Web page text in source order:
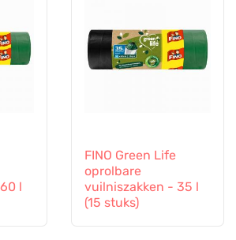
l
FINO Green Life
oprolbare
vuilniszakken - 35 l
(15 stuks)